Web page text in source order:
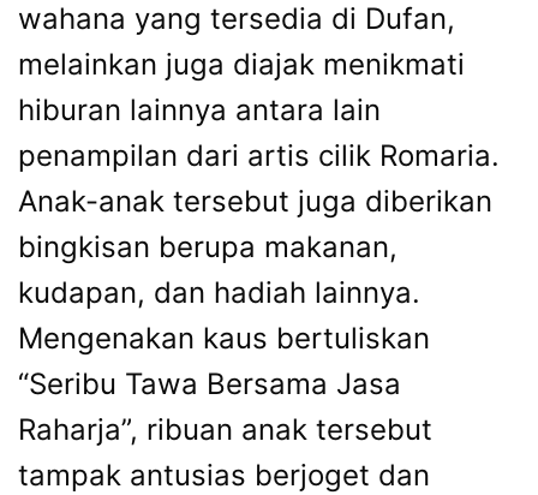
wahana yang tersedia di Dufan,
melainkan juga diajak menikmati
hiburan lainnya antara lain
penampilan dari artis cilik Romaria.
Anak-anak tersebut juga diberikan
bingkisan berupa makanan,
kudapan, dan hadiah lainnya.
Mengenakan kaus bertuliskan
“Seribu Tawa Bersama Jasa
Raharja”, ribuan anak tersebut
tampak antusias berjoget dan